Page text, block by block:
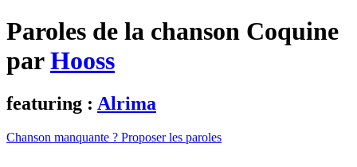
Paroles de la chanson Coquine
parHooss
featuring : Alrima
Chanson manquante ? Proposer les paroles